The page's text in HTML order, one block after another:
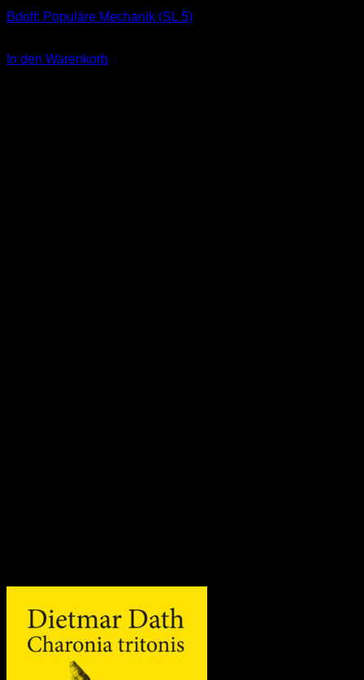
Bdolf: Populäre Mechanik (SL 5)
In den Warenkorb